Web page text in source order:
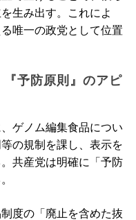
生み出す。これによ
唯一の政党として位置
『予防原則』のアピ
ゲノム編集食品につい
の規制を課し、表示を
共産党は明確に「予防
度の「廃止を含めた抜